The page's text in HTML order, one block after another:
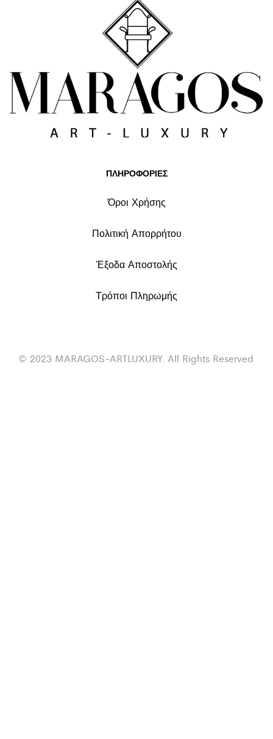
ΠΛΗΡΟΦΟΡΙΕΣ
Όροι Χρήσης
Πολιτική Απορρήτου
Έξοδα Αποστολής
Τρόποι Πληρωμής
© 2023 MARAGOS-ARTLUXURY. All Rights Reserved